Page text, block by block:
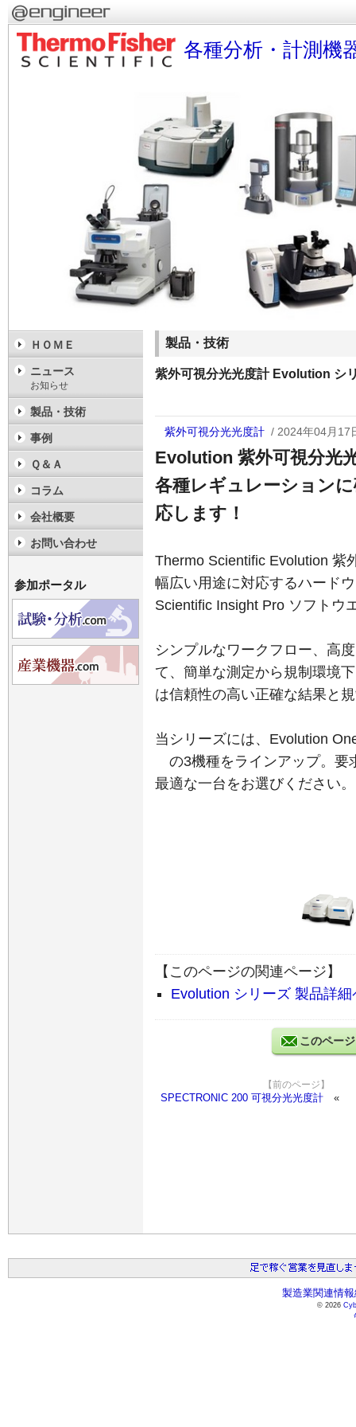
各種分析・計測機
製品・技術
紫外可視分光光度計 Evolution シ
紫外可視分光光度計 / 2024年04月17
Evolution 紫外可視分光
各種レギュレーション
応します！
Thermo Scientific Evolution 紫
幅広い用途に対応するハード
Scientific Insight Pro ソフトウ
シンプルなワークフロー、高
て、簡単な測定から規制環境
は信頼性の高い正確な結果と
当シリーズには、Evolution
の3機種をラインアップ。要
最適な一台をお選びください。
【このページの関連ページ】
Evolution シリーズ 製品詳細
このペー
【前のページ】
SPECTRONIC 200 可視分光光度計
ＨＯＭＥ
ニュース
お知らせ
製品・技術
事例
Ｑ＆Ａ
コラム
会社概要
お問い合わせ
参加ポータル
製造業関連情
© 2026